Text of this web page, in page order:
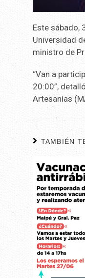
Este sábado,
Universidad
ministro de
“Van a
20:00”,
Artesanías
TAMBIÉN